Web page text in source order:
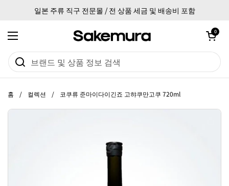
일본 주류 직구 전문몰 / 전 상품 세금 및 배송비 포함
메뉴 열기
카트 열기
0
홈 / 컬렉션 / 코쿠류 준마이다이긴죠 고햐쿠만고쿠 720ml